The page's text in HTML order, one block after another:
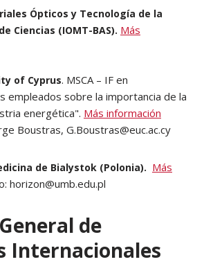
Ópticos y Tecnología de la
Ciencias (IOMT-BAS). Más
of Cyprus. MSCA – IF en
empleados sobre la importancia de la
energética". Más información
Boustras, G.Boustras@euc.ac.cy
de Bialystok (Polonia). Más
horizon@umb.edu.pl
de
Internacionales